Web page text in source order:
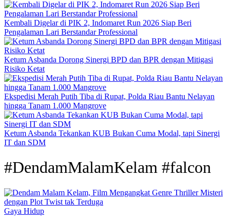
Kembali Digelar di PIK 2, Indomaret Run 2026 Siap Beri
Pengalaman Lari Berstandar Professional
Ketum Asbanda Dorong Sinergi BPD dan BPR dengan Mitigasi
Risiko Ketat
Ekspedisi Merah Putih Tiba di Rupat, Polda Riau Bantu Nelayan
hingga Tanam 1.000 Mangrove
Ketum Asbanda Tekankan KUB Bukan Cuma Modal, tapi Sinergi
IT dan SDM
#DendamMalamKelam #falcon
Gaya Hidup